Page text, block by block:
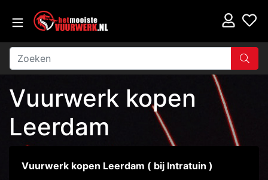
Vuurwerk kopen
Leerdam
Vuurwerk kopen Leerdam ( bij Intratuin )